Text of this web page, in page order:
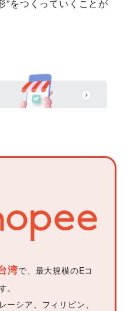
”をつくっていくことが
湾で、最大規模のEコ
ーシア、フィリピン、